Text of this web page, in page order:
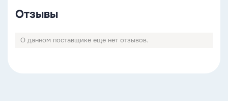
Отзывы
О данном поставщике еще нет отзывов.